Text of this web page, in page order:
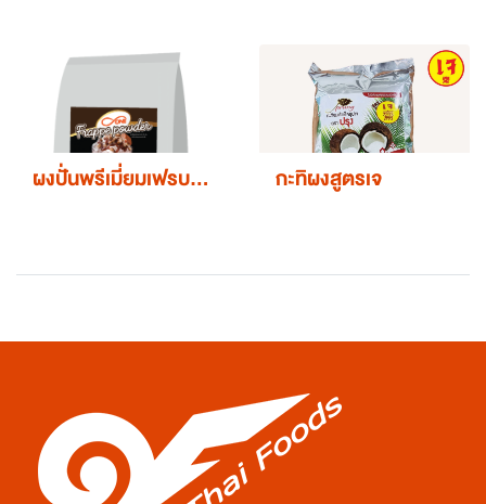
ผงปั่นพรีเมี่ยมเฟรบเป้ตราดีวัน กะทิผงสูตรเจ